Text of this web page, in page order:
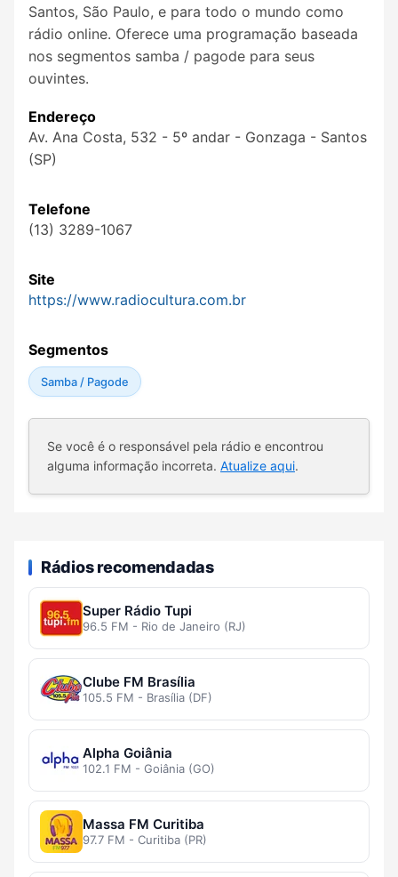
Santos, São Paulo, e para todo o mundo como
rádio online. Oferece uma programação baseada
nos segmentos samba / pagode para seus
ouvintes.
Endereço
Av. Ana Costa, 532 - 5º andar - Gonzaga - Santos
(SP)
Telefone
(13) 3289-1067
Site
https://www.radiocultura.com.br
Segmentos
Samba / Pagode
Se você é o responsável pela rádio e encontrou
alguma informação incorreta. Atualize aqui.
Rádios recomendadas
Super Rádio Tupi
96.5 FM - Rio de Janeiro (RJ)
Clube FM Brasília
105.5 FM - Brasília (DF)
Alpha Goiânia
102.1 FM - Goiânia (GO)
Massa FM Curitiba
97.7 FM - Curitiba (PR)